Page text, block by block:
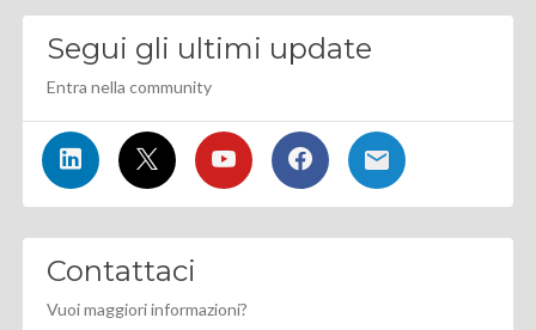
Segui gli ultimi update
Entra nella community
Contattaci
Vuoi maggiori informazioni?